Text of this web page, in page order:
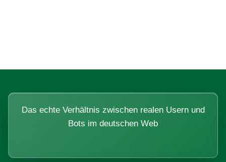
Das echte Verhältnis zwischen realen Usern und
Bots im deutschen Web